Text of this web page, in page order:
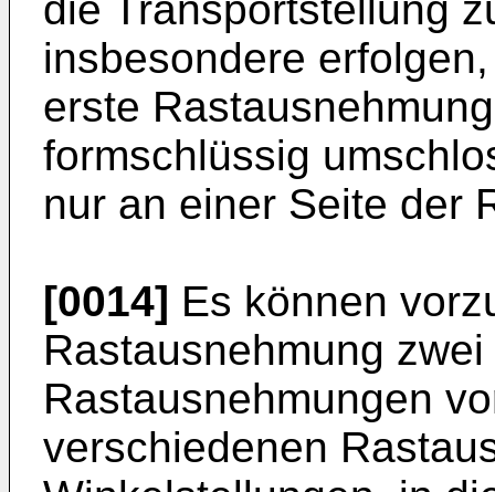
insbesondere
erste
formschlüssig
nur an einer Seite der
[0014] Es können
Rastausnehmung
Rastausnehmungen
verschiedenen